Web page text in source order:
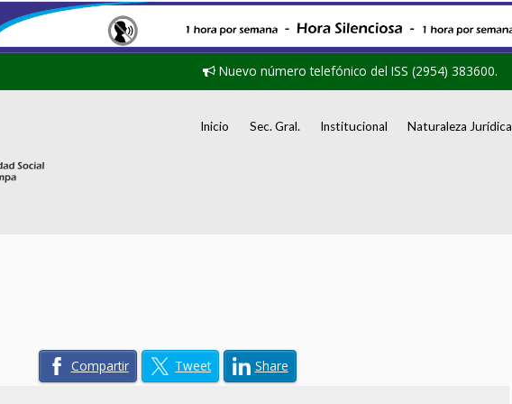
Nuevo número telefónico del ISS (2954) 383600.
Inicio Sec. Gral. Institucional Naturaleza Jurídica
Compartir Tweet Share